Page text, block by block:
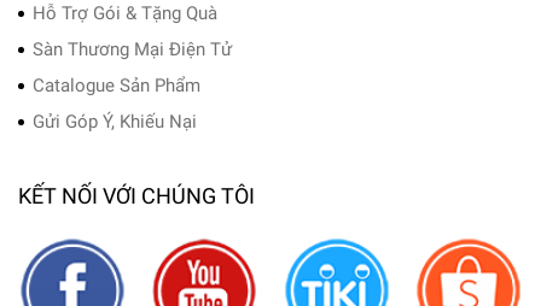
Hỗ Trợ Gói & Tặng Quà
Sàn Thương Mại Điện Tử
Catalogue Sản Phẩm
Gửi Góp Ý, Khiếu Nại
KẾT NỐI VỚI CHÚNG TÔI